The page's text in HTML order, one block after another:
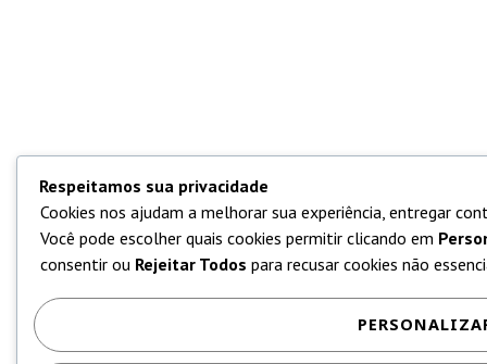
Respeitamos sua privacidade
Cookies nos ajudam a melhorar sua experiência, entregar
Você pode escolher quais cookies permitir clicando em
consentir ou Rejeitar Todos para recusar cookies não